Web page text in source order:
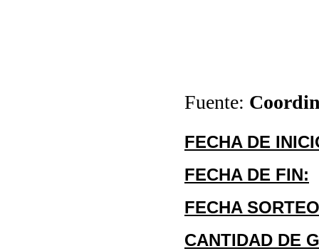
Fuente:
FECHA DE
FECHA DE FIN:
FECHA
CANTIDAD DE